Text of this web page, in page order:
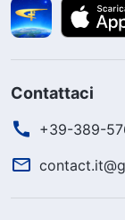
queste
Satana sono
riescono”
Dio, “Un
verità”). Le
Contattaci
+39-389-